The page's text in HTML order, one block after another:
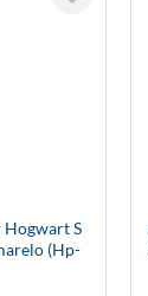
S
(Hp-